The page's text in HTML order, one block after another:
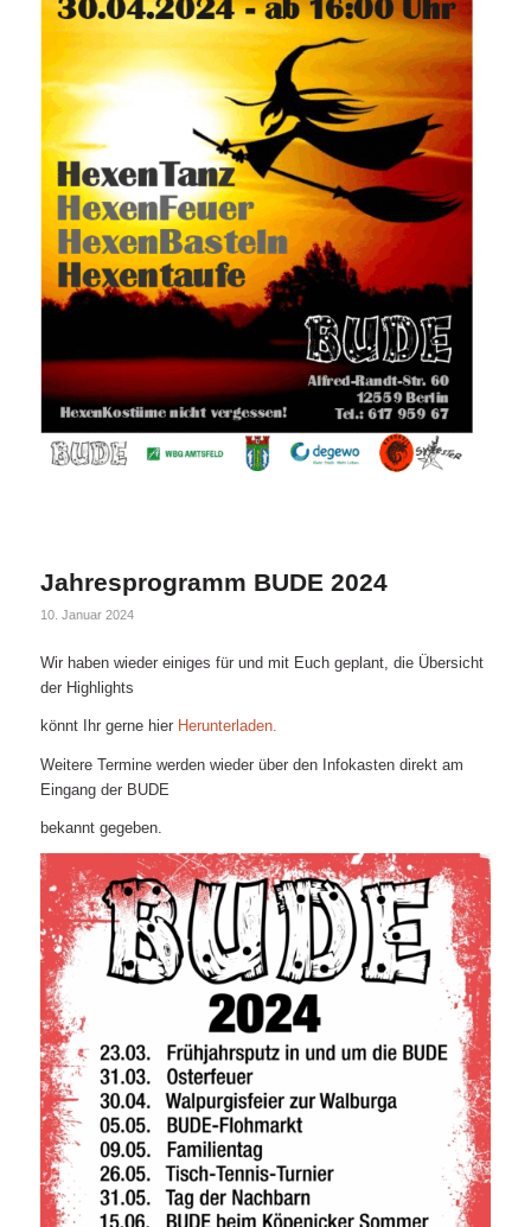
Jahresprogramm BUDE 2024
10. Januar 2024
Wir haben wieder einiges für und mit Euch geplant, die Übersicht
der Highlights
könnt Ihr gerne hier Herunterladen.
Weitere Termine werden wieder über den Infokasten direkt am
Eingang der BUDE
bekannt gegeben.